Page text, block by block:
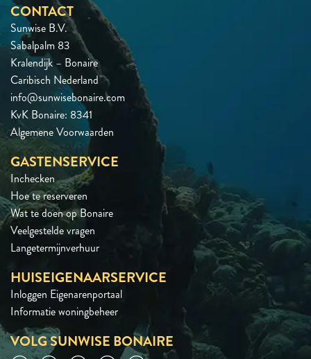
CONTACT
Sunwise B.V.
Sabalpalm 83
Kralendijk – Bonaire
Caribisch Nederland
info@sunwisebonaire.com
KvK Bonaire: 8341
Algemene Voorwaarden
GASTENSERVICE
Inchecken
Hoe te reserveren
Wat te doen op Bonaire
Veelgestelde vragen
Langetermijnverhuur
HUISEIGENAARSERVICE
Inloggen Eigenarenportaal
Informatie woningbeheer
VOLG SUNWISE BONAIRE